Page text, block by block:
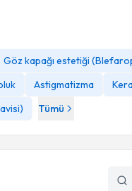
Göz kapağı estetiği
Astigmatizma
Tümü